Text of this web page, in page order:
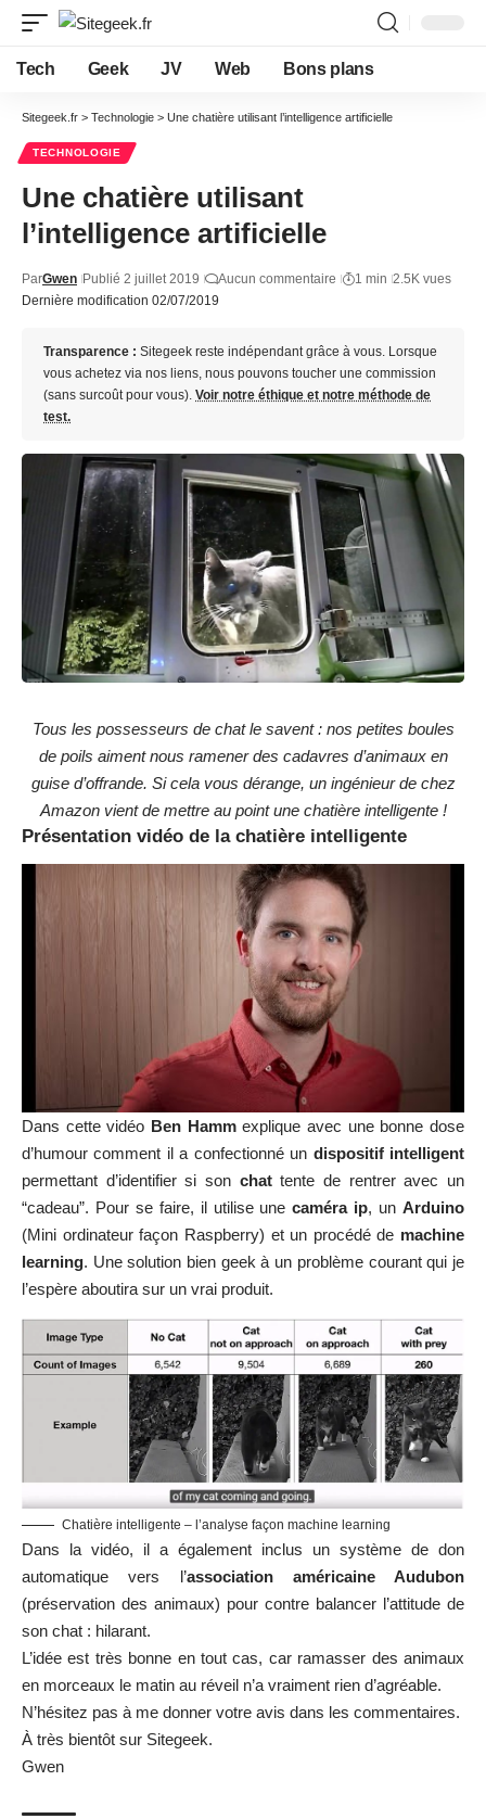
Tech Geek JV Web Bons plans
Sitegeek.fr > Technologie > Une chatière utilisant l’intelligence artificielle
TECHNOLOGIE
Une chatière utilisant
l’intelligence artificielle
Dernière modification 02/07/2019
ParGwen Publié 2 juillet 2019 Aucun commentaire 1 min 2.5K vues
Transparence : Sitegeek reste indépendant grâce à vous. Lorsque
vous achetez via nos liens, nous pouvons toucher une commission
(sans surcoût pour vous). Voir notre éthique et notre méthode de
test.
Tous les possesseurs de chat le savent : nos petites boules
de poils aiment nous ramener des cadavres d’animaux en
guise d’offrande. Si cela vous dérange, un ingénieur de chez
Amazon vient de mettre au point une chatière intelligente !
Présentation vidéo de la chatière intelligente
Dans cette vidéo Ben Hammexplique avec une bonne dose
d’humour comment il a confectionné un dispositif intelligent
permettant d’identifier si son chattente de rentrer avec un
“cadeau”. Pour se faire, il utilise unecaméra ip, unArduino
(Mini ordinateur façon Raspberry) et un procédé de machine
learning. Une solution bien geek à un problème courant qui je
l’espère aboutira sur un vrai produit.
Chatière intelligente – l’analyse façon machine learning
Dans la vidéo, il a également inclus un système de don
automatique vers l’association américaine Audubon
(préservation des animaux) pour contre balancer l’attitude de
son chat : hilarant.
L’idée est très bonne en tout cas, car ramasser des animaux
en morceaux le matin au réveil n’a vraiment rien d’agréable.
N’hésitez pas à me donner votre avis dans les commentaires.
À très bientôt sur Sitegeek.
Gwen